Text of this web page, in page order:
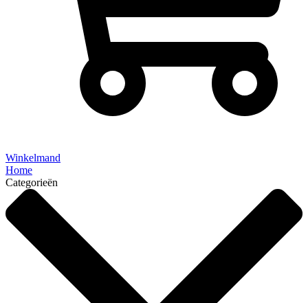
Winkelmand
Home
Categorieën